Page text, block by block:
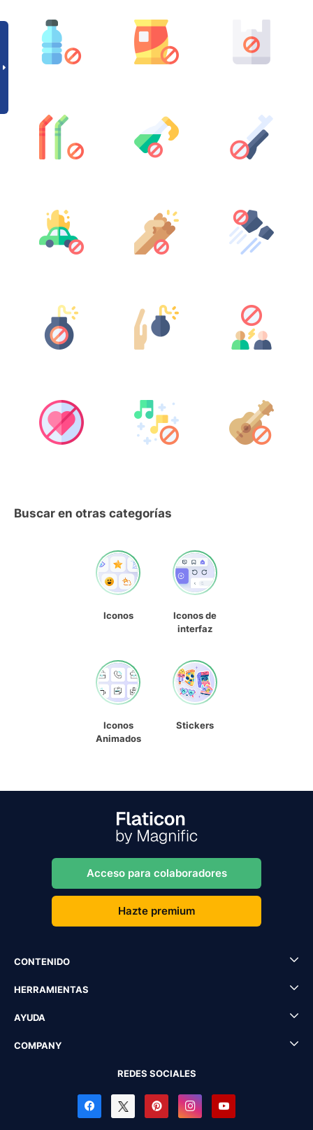
Buscar en otras categorías
Iconos
Iconos de
interfaz
Iconos
Animados
Stickers
Acceso para colaboradores
Hazte premium
CONTENIDO
HERRAMIENTAS
AYUDA
COMPANY
REDES SOCIALES